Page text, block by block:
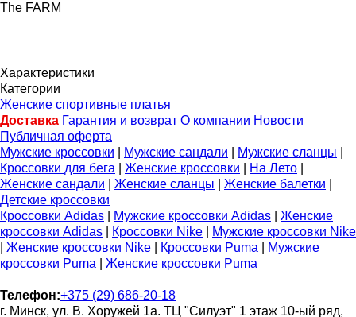
The FARM
Характеристики
Категории
Женские спортивные платья
Доставка Гарантия и возврат О компании Новости
Публичная оферта
Мужские кроссовки
Мужские сандали Мужские сланцы
Кроссовки для бега
Женские кроссовки На Лето
Женские сандали
Женские сланцы Женские балетки
Детские кроссовки
Кроссовки Adidas
Мужские кроссовки Adidas
Женские
кроссовки Adidas
Кроссовки Nike
Мужские кроссовки Nike
Женские кроссовки Nike Кроссовки Puma
Мужские
кроссовки Puma
Женские кроссовки Puma
Телефон:+375 (29) 686-20-18
г. Минск, ул. В. Хоружей 1а. ТЦ "Силуэт" 1 этаж 10-ый ряд,